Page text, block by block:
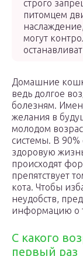
строго
питомцем
могут
Домашние
ведь долгое
болезням.
желания в
молодом
системы. В 90%
здоровую
происходят
препятствует
кота. Чтобы
неудобств,
информацию о
С какого
первый раз